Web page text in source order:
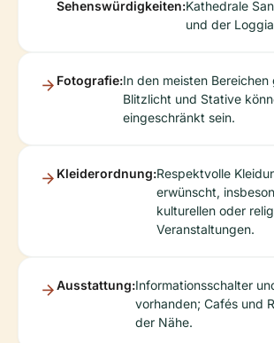
Sehenswürdigkeiten:Kathedrale
und der
Fotografie:In den meisten
Blitzlicht und Stative
eingeschränkt sein.
Kleiderordnung:Respektvolle
erwünscht,
kulturellen oder
Veranstaltungen.
Ausstattung:Informationsschalter
vorhanden; Cafés und
der Nähe.